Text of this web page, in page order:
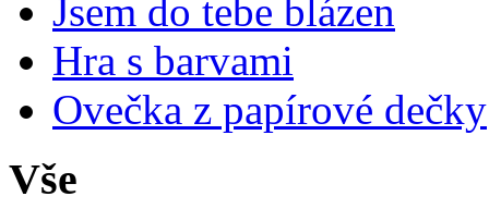
Jsem do tebe blázen
Hra s barvami
Ovečka z papírové dečky
Vše